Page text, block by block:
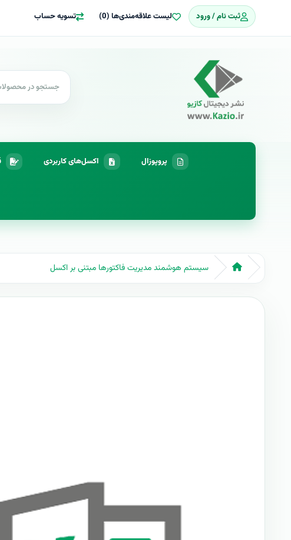
ثبت نام / ورود لیست علاقه‌مندی‌ها (0) تسویه حساب
پروپوزال اکسل‌های کاربردی
سیستم هوشمند مدیریت فاکتورها مبتنی بر اکسل